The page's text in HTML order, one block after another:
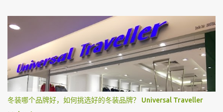
冬装哪个品牌好，如何挑选好的冬装品牌？ Universal Traveller